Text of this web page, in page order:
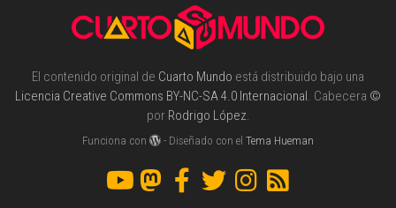
El contenido original de Cuarto Mundo está distribuido bajo una
Licencia Creative Commons BY-NC-SA 4.0 Internacional . Cabecera ©
por Rodrigo López.
Funciona con - Diseñado con elTema Hueman